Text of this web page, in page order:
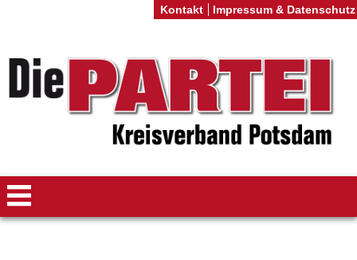
Kontakt Impressum & Datenschutz